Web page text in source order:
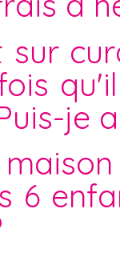
sur
je
6